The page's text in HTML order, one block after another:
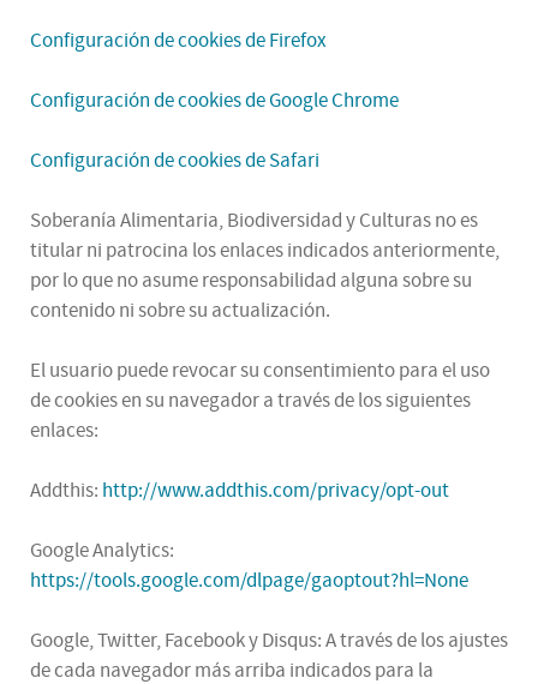
Configuración de cookies de Firefox
Configuración de cookies de Google Chrome
Configuración de cookies de Safari
Soberanía Alimentaria, Biodiversidad y Culturas no es
titular ni patrocina los enlaces indicados anteriormente,
por lo que no asume responsabilidad alguna sobre su
contenido ni sobre su actualización.
El usuario puede revocar su consentimiento para el uso
de cookies en su navegador a través de los siguientes
enlaces:
Addthis: http://www.addthis.com/privacy/opt-out
Google Analytics:
https://tools.google.com/dlpage/gaoptout?hl=None
Google, Twitter, Facebook y Disqus: A través de los ajustes
de cada navegador más arriba indicados para la